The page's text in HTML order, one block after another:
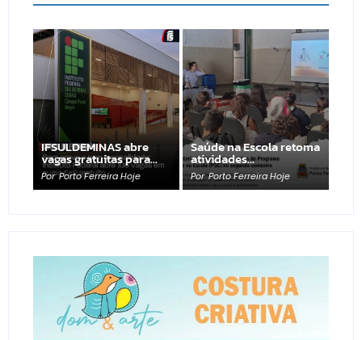
IFSULDEMINAS abre
vagas gratuitas para…
Por Porto Ferreira Hoje
Saúde na Escola retoma
atividades…
Por Porto Ferreira Hoje